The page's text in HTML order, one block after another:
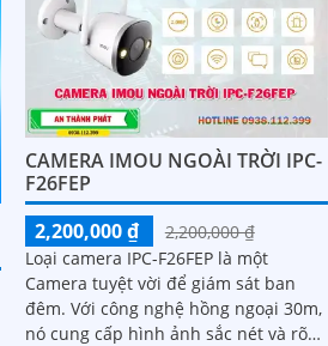
CAMERA IMOU NGOÀI TRỜI IPC-
F26FEP
2,200,000 ₫
2,200,000 ₫
Loại camera IPC-F26FEP là một
Camera tuyệt vời để giám sát ban
đêm. Với công nghệ hồng ngoại 30m,
nó cung cấp hình ảnh sắc nét và rõ